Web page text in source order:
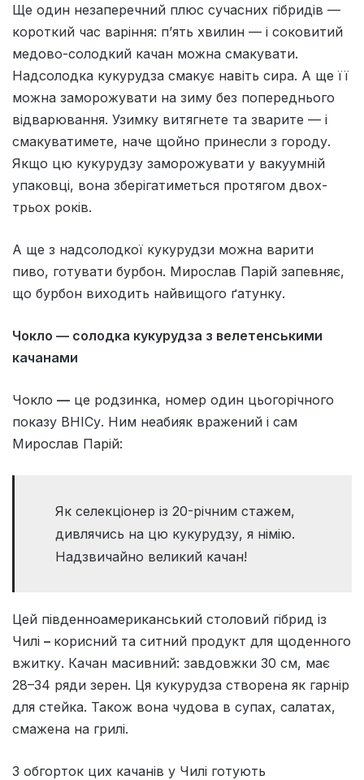
Ще один незаперечний плюс сучасних гібридів —
короткий час варіння: п’ять хвилин — і соковитий
медово-солодкий качан можна смакувати.
Надсолодка кукурудза смакує навіть сира. А ще її
можна заморожувати на зиму без попереднього
відварювання. Узимку витягнете та зварите — і
смакуватимете, наче щойно принесли з городу.
Якщо цю кукурудзу заморожувати у вакуумній
упаковці, вона зберігатиметься протягом двох-
трьох років.
А ще з надсолодкої кукурудзи можна варити
пиво, готувати бурбон. Мирослав Парій запевняє,
що бурбон виходить найвищого ґатунку.
Чокло — солодка кукурудза з велетенськими
качанами
Чокло — це родзинка, номер один цьогорічного
показу ВНІСу. Ним неабияк вражений і сам
Мирослав Парій:
Як селекціонер із 20-річним стажем,
дивлячись на цю кукурудзу, я німію.
Надзвичайно великий качан!
Цей південноамериканський столовий гібрид із
Чилі – корисний та ситний продукт для щоденного
вжитку. Качан масивний: завдовжки 30 см, має
28–34 ряди зерен. Ця кукурудза створена як гарнір
для стейка. Також вона чудова в супах, салатах,
смажена на грилі.
З обгорток цих качанів у Чилі готують